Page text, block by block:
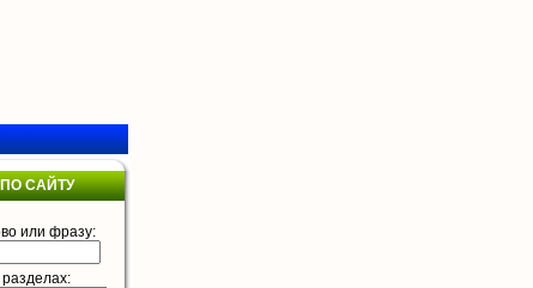
САЙТУ
или фразу:
разделах: